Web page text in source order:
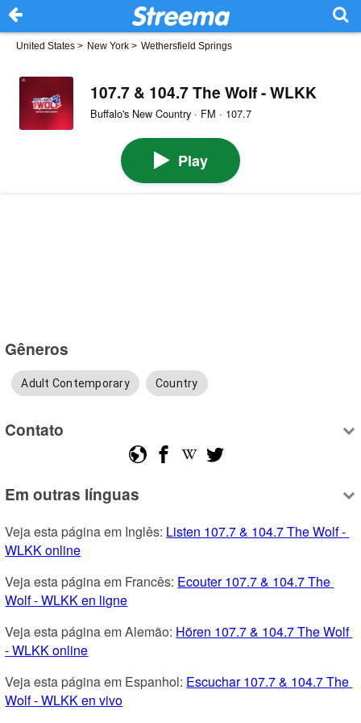
United States > New York > Wethersfield Springs
107.7 & 104.7 The Wolf - WLKK
Buffalo's New Country · FM · 107.7
Play
Gêneros
Adult Contemporary Country
Contato
Em outras línguas
Veja esta página em Inglês: Listen 107.7 & 104.7 The Wolf -
WLKK online
Veja esta página em Francês: Ecouter 107.7 & 104.7 The
Wolf - WLKK en ligne
Veja esta página em Alemão: Hören 107.7 & 104.7 The Wolf
- WLKK online
Veja esta página em Espanhol: Escuchar 107.7 & 104.7 The
Wolf - WLKK en vivo